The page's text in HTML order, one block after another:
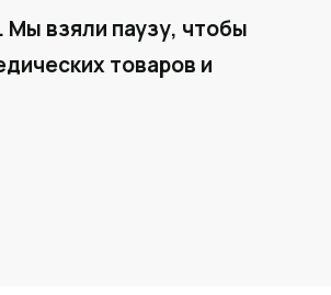
Мы взяли паузу, чтобы
товаров и